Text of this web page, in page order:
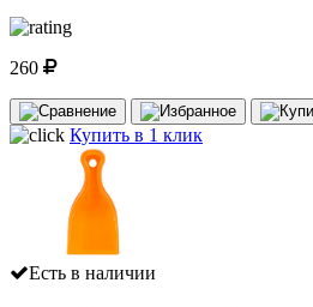
260
Купить в 1 клик
Есть в наличии